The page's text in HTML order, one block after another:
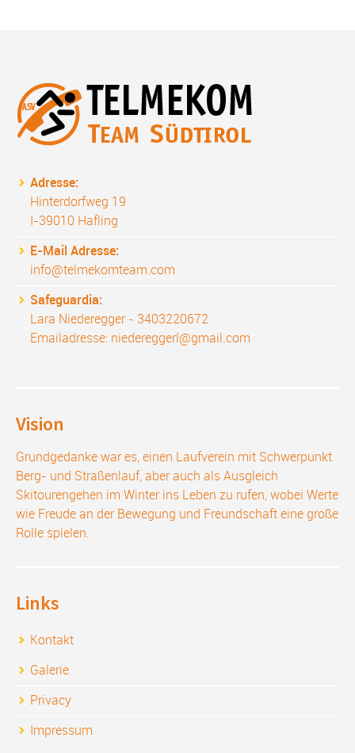
Adresse:
Hinterdorfweg 19
I-39010 Hafling
E-Mail Adresse:
info@telmekomteam.com
Safeguardia:
Lara Niederegger - 3403220672
Emailadresse: niedereggerl@gmail.com
Vision
Grundgedanke war es, einen Laufverein mit Schwerpunkt
Berg- und Straßenlauf, aber auch als Ausgleich
Skitourengehen im Winter ins Leben zu rufen, wobei Werte
wie Freude an der Bewegung und Freundschaft eine große
Rolle spielen.
Links
Kontakt
Galerie
Privacy
Impressum